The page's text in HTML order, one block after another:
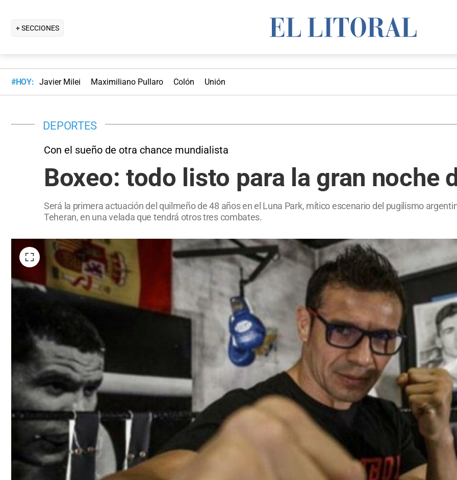
+ SECCIONES
#HOY: Javier Milei Maximiliano Pullaro Colón Unión
DEPORTES
Con el sueño de otra chance mundialista
Boxeo: todo listo para la gran noche
Será la primera actuación del quilmeño de 48 años en el Luna Park, mítico escenario del pugilismo
Teheran, en una velada que tendrá otros tres combates.